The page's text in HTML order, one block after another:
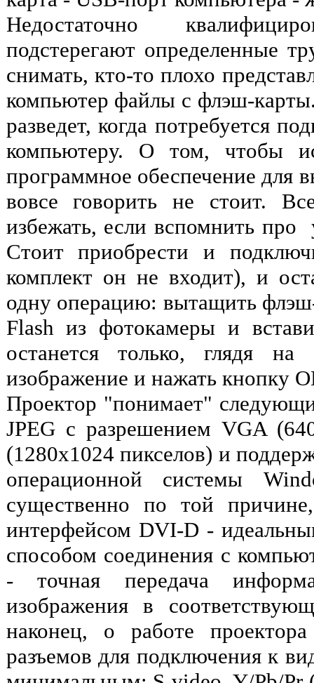
Недостаточно
подстерегают определенные
снимать, кто-то плохо
компьютер файлы с флэш-
разведет, когда потребуется
компьютеру. О том, чтобы
программное обеспечение для
вовсе говорить не стоит.
избежать, если вспомнить
Стоит приобрести и
комплект он не входит), и
одну операцию: вытащить
Flash из фотокамеры и
останется только, глядя
изображение и нажать кнопку
Проектор "понимает"
JPEG с разрешением VGA
(1280x1024 пикселов) и
операционной системы
существенно по той
интерфейсом DVI-D -
способом соединения с
- точная передача
изображения в
наконец, о работе
разъемов для подключения к